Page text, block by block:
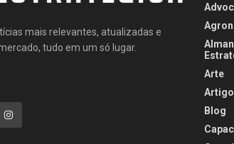
mais relevantes, atualizadas e
tudo em um só lugar.
Arte
Blog